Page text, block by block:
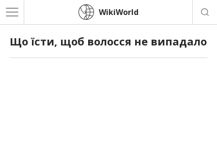
WikiWorld
Що їсти, щоб волосся не випадало